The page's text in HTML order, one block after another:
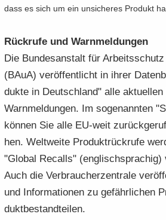
dass es sich um ein un­si­che­res Pro­dukt
Rück­ru­fe und Warn­mel­dun­gen
Die Bun­des­an­stalt für
(BAuA) ver­öf­fent­licht in ihrer
duk­te in Deutsch­land" alle
Warn­mel­dun­gen. Im so­ge­nann­ten
kön­nen Sie alle EU-​weit
hen. Welt­wei­te Pro­dukt­rück­ru­fe
"Glo­bal Re­calls" (eng­lisch­spra­chig)
Auch die Ver­brau­cher­zen­tra­le
und In­for­ma­tio­nen zu ge­fähr­li­chen
dukt­be­stand­tei­len.